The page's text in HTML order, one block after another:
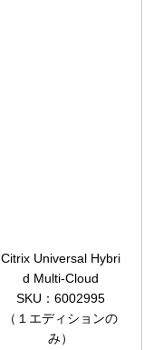
Citrix Universal Hybri
d Multi-Cloud
SKU：6002995
（１エディションの
み）